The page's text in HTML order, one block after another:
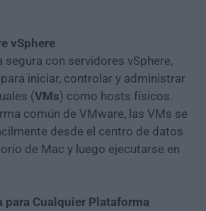
vSphere
con servidores vSphere,
iniciar, controlar y administrar
(VMs) como hosts físicos.
común de VMware, las VMs se
desde el centro de datos
de Mac y luego ejecutarse en
para Cualquier Plataforma